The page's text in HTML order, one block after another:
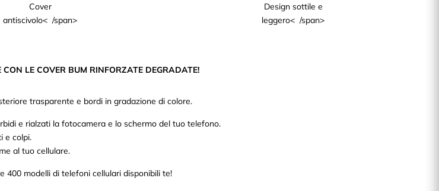
Cover
antiscivolo< /span>
Design sottile e
leggero< /span>
CON LE COVER BUM RINFORZATE DEGRADATE!
trasparente e bordi in gradazione di colore.
e rialzati la fotocamera e lo schermo del tuo telefono.
e colpi.
al tuo cellulare.
400 modelli di telefoni cellulari disponibili te!